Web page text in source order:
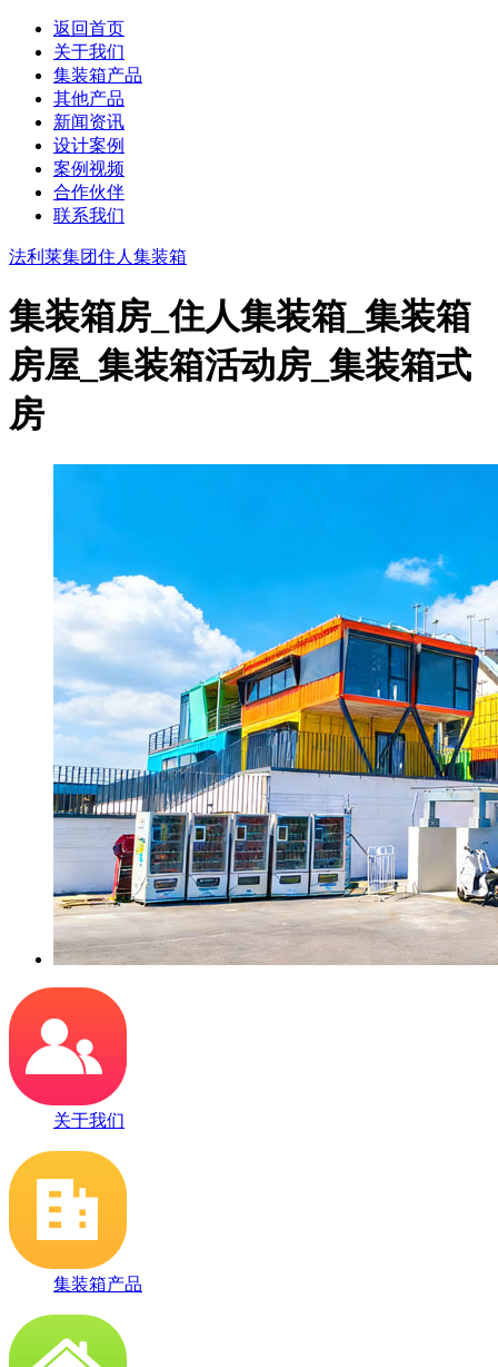
返回首页
关于我们
集装箱产品
其他产品
新闻资讯
设计案例
案例视频
合作伙伴
联系我们
法利莱集团住人集装箱
集装箱房_住人集装箱_集装箱
房屋_集装箱活动房_集装箱式
房
关于我们
集装箱产品